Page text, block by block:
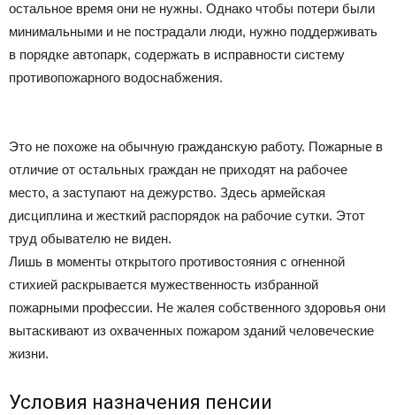
остальное время они не нужны. Однако чтобы потери были
минимальными и не пострадали люди, нужно поддерживать
в порядке автопарк, содержать в исправности систему
противопожарного водоснабжения.
Это не похоже на обычную гражданскую работу. Пожарные в
отличие от остальных граждан не приходят на рабочее
место, а заступают на дежурство. Здесь армейская
дисциплина и жесткий распорядок на рабочие сутки. Этот
труд обывателю не виден.
Лишь в моменты открытого противостояния с огненной
стихией раскрывается мужественность избранной
пожарными профессии. Не жалея собственного здоровья они
вытаскивают из охваченных пожаром зданий человеческие
жизни.
Условия назначения пенсии